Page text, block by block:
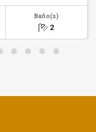
Baño(s)
2